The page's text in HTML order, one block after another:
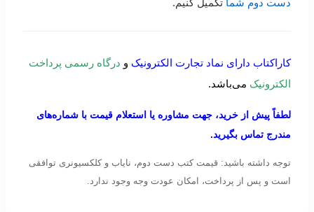
دست دوم شما تکمیل کنیم.
کاراکتاب دارای نماد تجارت الکترونیک و درگاه رسمی پرداخت
الکترونیک می‌باشد.
لطفاً پیش از خرید، جهت مشاوره یا استعلام قیمت با شماره‌های
مندرج تماس بگیرید.
توجه داشته باشید: قیمت کتب دست دوم، نایاب و کلکسیونری توافقی
است و پس از پرداخت، امکان عودت وجه وجود ندارد.